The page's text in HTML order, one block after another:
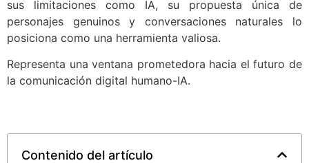
sus limitaciones como IA, su propuesta única de
personajes genuinos y conversaciones naturales lo
posiciona como una herramienta valiosa.
Representa una ventana prometedora hacia el futuro de
la comunicación digital humano-IA.
Contenido del artículo